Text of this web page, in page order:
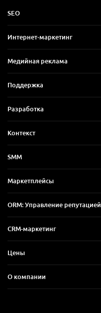
SEO
Интернет-маркетинг
Медийная реклама
Поддержка
Разработка
Контекст
SMM
Маркетплейсы
ORM: Управление репутацией
CRM-маркетинг
Цены
О компании